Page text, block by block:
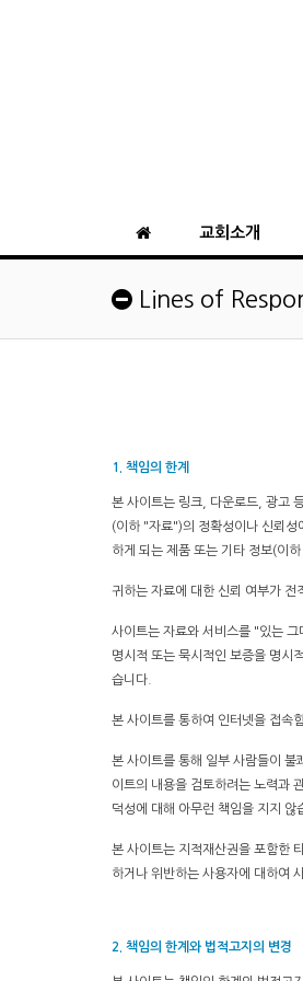
교회소개
Lines of
1. 책임의 한계
본 사이트는 링크, 다운로드, 광고
(이하 "자료")의 정확성이나 신뢰성
하게 되는 제품 또는 기타 정보(이
귀하는 자료에 대한 신뢰 여부가 전
사이트는 자료와 서비스를 "있는
명시적 또는 묵시적인 보증을 명시
습니다.
본 사이트를 통하여 인터넷을 접속
본 사이트를 통해 일부 사람들이 불
이트의 내용을 검토하려는 노력과
덕성에 대해 아무런 책임을 지지 않
본 사이트는 지적재산권을 포함한
하거나 위반하는 사용자에 대하여
2. 책임의 한계와 법적고지의 변경